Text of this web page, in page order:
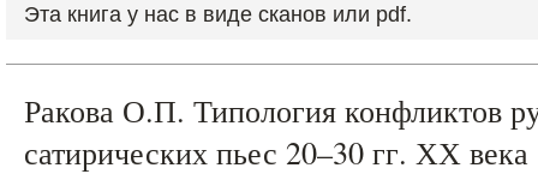
Эта книга у нас в виде сканов или pdf.
Ракова О.П. Типология конфликтов
сатирических пьес 20–30 гг. ХХ века